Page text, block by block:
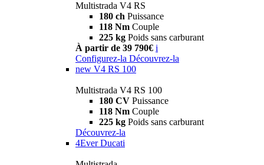
Multistrada V4 RS
180 ch Puissance
118 Nm Couple
225 kg Poids sans carburant
À partir de 39 790€ i
Configurez-la Découvrez-la
new V4 RS 100
Multistrada V4 RS 100
180 CV Puissance
118 Nm Couple
225 kg Poids sans carburant
Découvrez-la
4Ever Ducati